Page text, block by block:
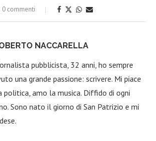
0 commenti
NACCARELLA
pubblicista, 32 anni, ho sempre
una grande passione: scrivere. Mi piace
politica, amo la musica. Diffido di ogni
Sono nato il giorno di San Patrizio e mi